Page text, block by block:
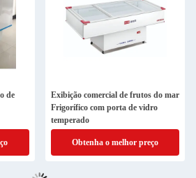
de
Exibição comercial de frutos do mar
Frigorífico com porta de vidro
temperado
Obtenha o melhor preço